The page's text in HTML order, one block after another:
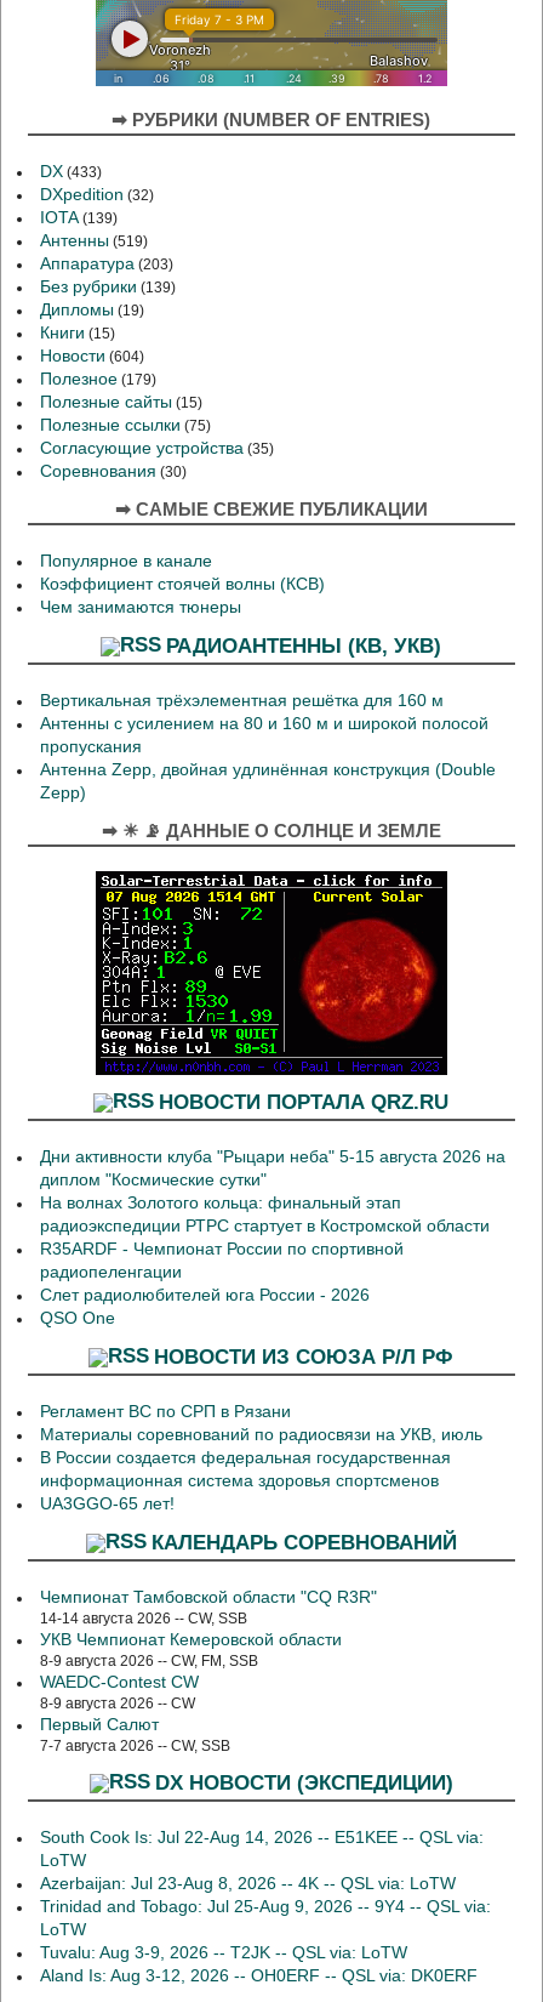
➡ РУБРИКИ (NUMBER OF ENTRIES)
DX (433)
DXpedition (32)
IOTA(139)
Антенны (519)
Аппаратура (203)
Без рубрики (139)
Дипломы (19)
Книги (15)
Новости (604)
Полезное (179)
Полезные сайты (15)
Полезные ссылки (75)
Согласующие устройства (35)
Соревнования (30)
➡ САМЫЕ СВЕЖИЕ ПУБЛИКАЦИИ
Популярное в канале
Коэффициент стоячей волны (КСВ)
Чем занимаются тюнеры
РАДИОАНТЕННЫ (КВ, УКВ)
Вертикальная трёхэлементная решётка для 160 м
Антенны с усилением на 80 и 160 м и широкой полосой
пропускания
Антенна Zepp, двойная удлинённая конструкция (Double
Zepp)
➡ ☀ 📡 ДАННЫЕ О СОЛНЦЕ И ЗЕМЛЕ
НОВОСТИ ПОРТАЛА QRZ.RU
Дни активности клуба "Рыцари неба" 5-15 августа 2026 на
диплом "Космические сутки"
На волнах Золотого кольца: финальный этап
радиоэкспедиции РТРС стартует в Костромской области
R35ARDF - Чемпионат России по спортивной
радиопеленгации
Слет радиолюбителей юга России - 2026
QSO One
НОВОСТИ ИЗ СОЮЗА Р/Л РФ
Регламент ВС по СРП в Рязани
Материалы соревнований по радиосвязи на УКВ, июль
В России создается федеральная государственная
информационная система здоровья спортсменов
UA3GGO-65 лет!
КАЛЕНДАРЬ СОРЕВНОВАНИЙ
Чемпионат Тамбовской области "CQ R3R"
14-14 августа 2026 -- CW, SSB
УКВ Чемпионат Кемеровской области
8-9 августа 2026 -- CW, FM, SSB
WAEDC-Contest CW
8-9 августа 2026 -- CW
Первый Салют
7-7 августа 2026 -- CW, SSB
DX НОВОСТИ (ЭКСПЕДИЦИИ)
South Cook Is: Jul 22-Aug 14, 2026 -- E51KEE -- QSL via:
LoTW
Azerbaijan: Jul 23-Aug 8, 2026 -- 4K -- QSL via: LoTW
Trinidad and Tobago: Jul 25-Aug 9, 2026 -- 9Y4 -- QSL via:
LoTW
Tuvalu: Aug 3-9, 2026 -- T2JK -- QSL via: LoTW
Aland Is: Aug 3-12, 2026 -- OH0ERF -- QSL via: DK0ERF